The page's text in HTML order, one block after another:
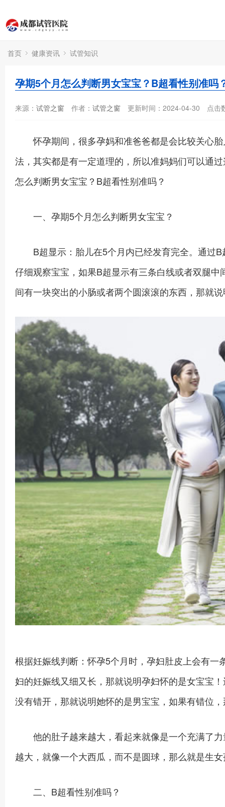
首页 健康资讯 试管知识
孕期5个月怎么判断男女宝宝？B超看性别准吗
来源： 试管之窗 作者： 试管之窗 更新时间：2024-04-30 点击
怀孕期间，很多孕妈和准爸爸都是会比较关心胎
法，其实都是有一定道理的，所以准妈妈们可以通
怎么判断男女宝宝？B超看性别准吗？
一、孕期5个月怎么判断男女宝宝？
B超显示：胎儿在5个月内已经发育完全。通过B
仔细观察宝宝，如果B超显示有三条白线或者双腿
间有一块突出的小肠或者两个圆滚滚的东西，那就
根据妊娠线判断：怀孕5个月时，孕妇肚皮上会有
妇的妊娠线又细又长，那就说明孕妇怀的是女宝宝
没有错开，那就说明她怀的是男宝宝，如果有错位
他的肚子越来越大，看起来就像是一个充满了力
越大，就像一个大西瓜，而不是圆球，那么就是生
二、B超看性别准吗？